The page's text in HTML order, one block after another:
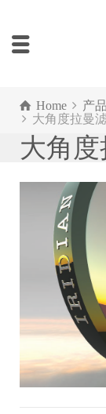
Home 产
大角度拉曼
大角